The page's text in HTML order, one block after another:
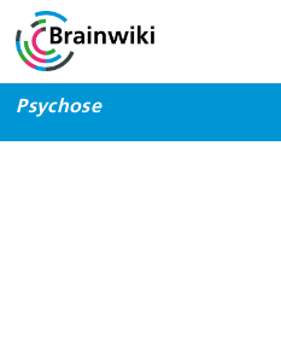
Psychose